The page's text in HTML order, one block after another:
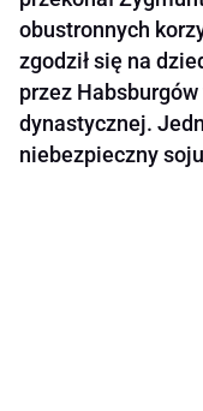
obustronnych
zgodził się na
przez
dynastycznej.
niebezpieczny